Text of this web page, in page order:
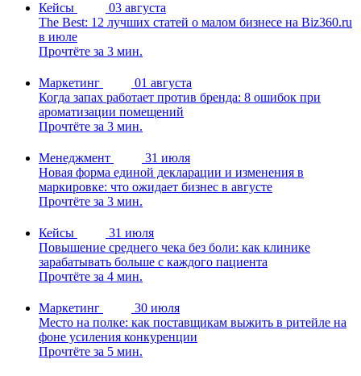
Кейсы
03 августа
The Best: 12 лучших статей о малом бизнесе на Biz360.ru
в июле
Прочтёте за 3 мин.
Маркетинг
01 августа
Когда запах работает против бренда: 8 ошибок при
ароматизации помещений
Прочтёте за 3 мин.
Менеджмент
31 июля
Новая форма единой декларации и изменения в
маркировке: что ожидает бизнес в августе
Прочтёте за 3 мин.
Кейсы
31 июля
Повышение среднего чека без боли: как клинике
зарабатывать больше с каждого пациента
Прочтёте за 4 мин.
Маркетинг
30 июля
Место на полке: как поставщикам выжить в ритейле на
фоне усиления конкуренции
Прочтёте за 5 мин.